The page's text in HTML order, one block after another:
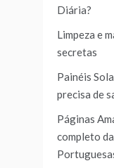
Diária?
Limpeza e
secretas
Painéis
precisa de
Páginas
completo